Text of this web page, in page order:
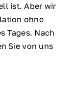
ist. Aber wir
ohne
Tages. Nach
Sie von uns